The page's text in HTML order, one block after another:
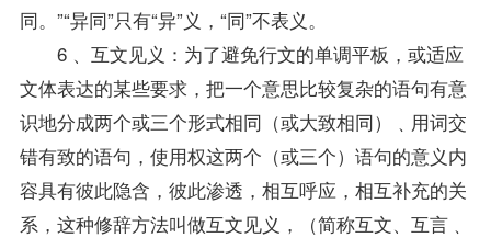
同。”“异同”只有“异”义，“同”不表义。
6 、互文见义：为了避免行文的单调平板，或适应
文体表达的某些要求，把一个意思比较复杂的语句有意
识地分成两个或三个形式相同（或大致相同）﹑用词交
错有致的语句，使用权这两个（或三个）语句的意义内
容具有彼此隐含，彼此渗透，相互呼应，相互补充的关
系，这种修辞方法叫做互文见义，（简称互文、互言﹑